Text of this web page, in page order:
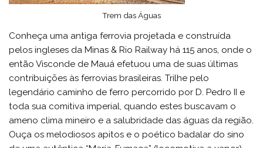
Trem das Águas
Conheça uma antiga ferrovia projetada e construída
pelos ingleses da Minas & Rio Railway há 115 anos, onde o
então Visconde de Mauá efetuou uma de suas últimas
contribuições às ferrovias brasileiras. Trilhe pelo
legendário caminho de ferro percorrido por D. Pedro II e
toda sua comitiva imperial, quando estes buscavam o
ameno clima mineiro e a salubridade das águas da região.
Ouça os melodiosos apitos e o poético badalar do sino